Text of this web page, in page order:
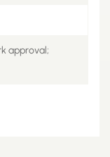
approval;